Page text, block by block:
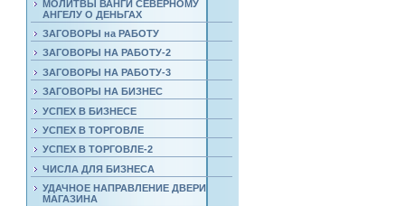
МОЛИТВЫ ВАНГИ СЕВЕРНОМУ
АНГЕЛУ О ДЕНЬГАХ
ЗАГОВОРЫ на РАБОТУ
ЗАГОВОРЫ НА РАБОТУ-2
ЗАГОВОРЫ НА РАБОТУ-3
ЗАГОВОРЫ НА БИЗНЕС
УСПЕХ В БИЗНЕСЕ
УСПЕХ В ТОРГОВЛЕ
УСПЕХ В ТОРГОВЛЕ-2
ЧИСЛА ДЛЯ БИЗНЕСА
УДАЧНОЕ НАПРАВЛЕНИЕ ДВЕРИ
МАГАЗИНА